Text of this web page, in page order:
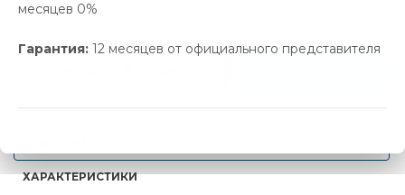
месяцев 0%
Гарантия: 12 месяцев от официального представителя
-
ХАРАКТЕРИСТИКИ